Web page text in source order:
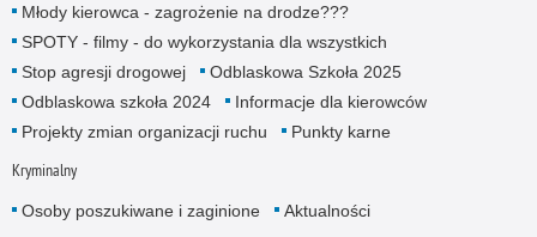
Młody kierowca - zagrożenie na drodze???
SPOTY - filmy - do wykorzystania dla wszystkich
Stop agresji drogowej
Odblaskowa Szkoła 2025
Odblaskowa szkoła 2024
Informacje dla kierowców
Projekty zmian organizacji ruchu
Punkty karne
Kryminalny
Osoby poszukiwane i zaginione Aktualności